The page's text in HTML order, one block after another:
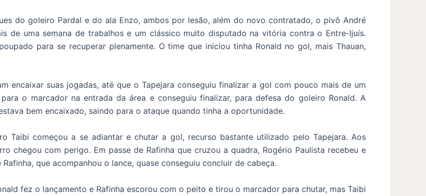
do goleiro Pardal e do ala Enzo, ambos por lesão, além do novo contratado, o pivô André
de uma semana de trabalhos e um clássico muito disputado na vitória contra o Entre-Ijuís.
para se recuperar plenamente. O time que iniciou tinha Ronald no gol, mais Thauan,
encaixar suas jogadas, até que o Tapejara conseguiu finalizar a gol com pouco mais de um
o marcador na entrada da área e conseguiu finalizar, para defesa do goleiro Ronald. A
bem encaixado, saindo para o ataque quando tinha a oportunidade.
Taibi começou a se adiantar e chutar a gol, recurso bastante utilizado pelo Tapejara. Aos
chegou com perigo. Em passe de Rafinha que cruzou a quadra, Rogério Paulista recebeu e
que acompanhou o lance, quase conseguiu concluir de cabeça.
fez o lançamento e Rafinha escorou com o peito e tirou o marcador para chutar, mas Taibi